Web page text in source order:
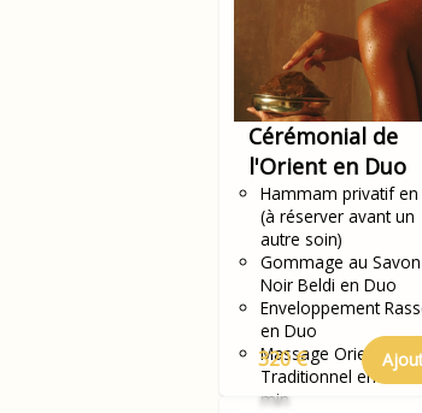
Cérémonial de
l'Orient en Duo
Hammam privatif
(à réserver avant un
autre soin)
Gommage au Savon
Noir Beldi en Duo
Enveloppement
en Duo
Massage Oriental
Traditionnel en Duo
min
320 €